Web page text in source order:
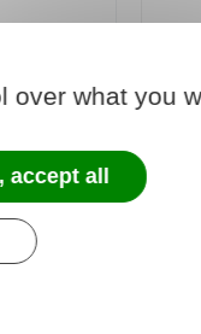
over what you
accept all